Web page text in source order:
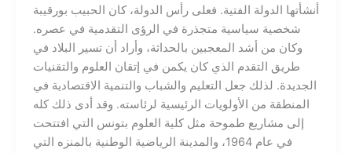
أنشأتها الدولة الفتية. فعلى رأس الدولة، كان الحبيب بورقيبة
شخصية سياسية متجذرة في الرؤى التقدمية في عصره.
وكان من أشد المعجبين بالحداثة، وأراد أن تسير البلاد في
طريق التقدم الذي كان يكمن في إتقان العلوم والتقنيات
الجديدة. لذلك جعل التعليم والشباب والتنمية الاقتصادية في
المنطقة من الأولويات الرئيسية لرئاسته. وقد أدى ذلك كله
إلى مشاريع طموحة مثل كلية العلوم بتونس التي افتتحت
في عام 1964، والمدينة الرياضية الوطنية بالمنزه التي